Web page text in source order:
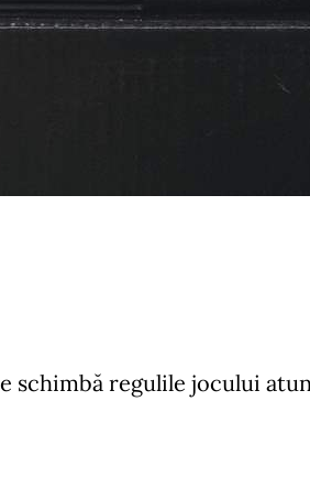
schimbă regulile jocului